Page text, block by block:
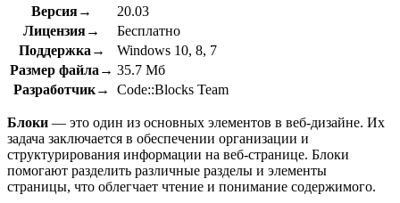
Версия→
20.03
Лицензия→
Бесплатно
Поддержка→
Windows 10, 8, 7
Размер файла→ 35.7 Мб
Разработчик→
Code::Blocks Team
Блоки — это один из основных элементов в веб-дизайне. Их
задача заключается в обеспечении организации и
структурирования информации на веб-странице. Блоки
помогают разделить различные разделы и элементы
страницы, что облегчает чтение и понимание содержимого.